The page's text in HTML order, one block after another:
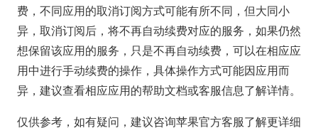
费，不同应用的取消订阅方式可能有所不同，但大同小
异，取消订阅后，将不再自动续费对应的服务，如果仍然
想保留该应用的服务，只是不再自动续费，可以在相应应
用中进行手动续费的操作，具体操作方式可能因应用而
异，建议查看相应应用的帮助文档或客服信息了解详情。
仅供参考，如有疑问，建议咨询苹果官方客服了解更详细